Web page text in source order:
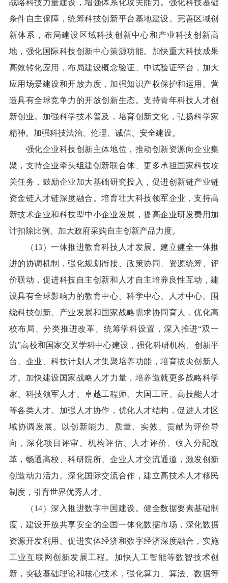
战略科技力量建设，增强体系化攻关能力。强化科技基础
条件自主保障，统筹科技创新平台基地建设。完善区域创
新体系，布局建设区域科技创新中心和产业科技创新高
地，强化国际科技创新中心策源功能。加快重大科技成果
高效转化应用，布局建设概念验证、中试验证平台，加大
应用场景建设和开放力度，加强知识产权保护和运用。营
造具有全球竞争力的开放创新生态。支持青年科技人才创
新创业。加强科学技术普及，培育创新文化，弘扬科学家
精神。加强科技法治、伦理、诚信、安全建设。
强化企业科技创新主体地位，推动创新资源向企业集
聚，支持企业牵头组建创新联合体、更多承担国家科技攻
关任务，鼓励企业加大基础研究投入，促进创新链产业链
资金链人才链深度融合。培育壮大科技领军企业，支持高
新技术企业和科技型中小企业发展，提高企业研发费用加
计扣除比例。加大政府采购自主创新产品力度。
（13）一体推进教育科技人才发展。建立健全一体推
进的协调机制，强化规划衔接、政策协同、资源统筹、评
价联动，促进科技自主创新和人才自主培养良性互动，建
设具有全球影响力的教育中心、科学中心、人才中心。围
绕科技创新、产业发展和国家战略需求协同育人，优化高
校布局、分类推进改革、统筹学科设置，深入推进“双一
流”高校和国家交叉学科中心建设，强化科研机构、创新平
台、企业、科技计划人才集聚培养功能，培育拔尖创新人
才。加快建设国家战略人才力量，培养造就更多战略科学
家、科技领军人才、卓越工程师、大国工匠、高技能人才
等各类人才。加强人才协作，优化人才结构，促进人才区
域协调发展。以创新能力、质量、实效、贡献为评价导
向，深化项目评审、机构评估、人才评价、收入分配改
革，畅通高校、科研院所、企业人才交流通道，激发创新
创造动力活力。深化国际交流合作，建立高技术人才移民
制度，引育世界优秀人才。
（14）深入推进数字中国建设。健全数据要素基础制
度，建设开放共享安全的全国一体化数据市场，深化数据
资源开发利用。促进实体经济和数字经济深度融合，实施
工业互联网创新发展工程。加快人工智能等数智技术创
新，突破基础理论和核心技术，强化算力、算法、数据等